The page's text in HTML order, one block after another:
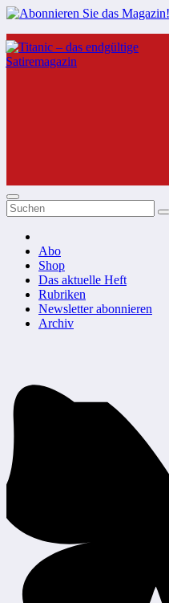
Zum
Inhalt
springen
Abo
Shop
Das aktuelle Heft
Rubriken
Newsletter abonnieren
Archiv